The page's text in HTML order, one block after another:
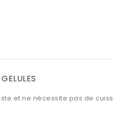
et ne nécessite pas de